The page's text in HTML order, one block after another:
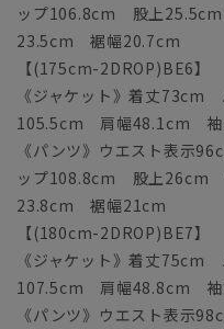
ップ106.8cm 股上
23.5cm 裾幅20.7cm
【(175cm-2DROP)BE6】
《ジャケット》着丈
105.5cm 肩幅48.1cm 袖
《パンツ》ウエスト表示
ップ108.8cm 股上26cm
23.8cm 裾幅21cm
【(180cm-2DROP)BE7】
《ジャケット》着丈
107.5cm 肩幅48.8cm 袖
《パンツ》ウエスト表示